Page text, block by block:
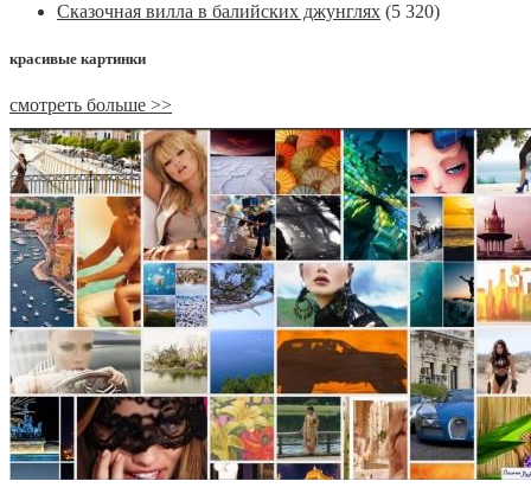
Сказочная вилла в балийских джунглях (5 320)
красивые картинки
смотреть больше >>